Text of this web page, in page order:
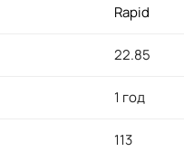
Rapid
22.85
1 год
113